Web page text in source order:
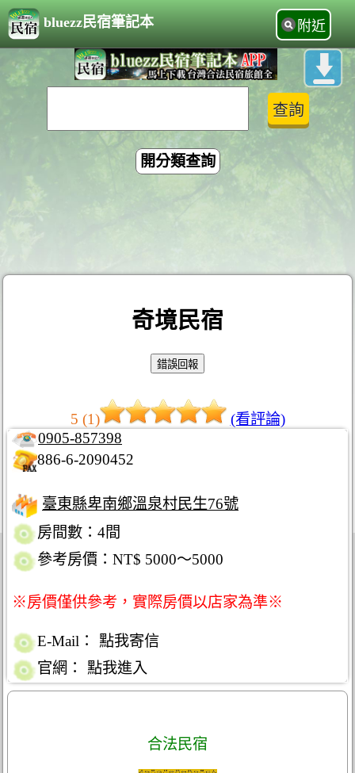
bluezz民宿筆記本 附近
開分類查詢
奇境民宿
5 (1)
(看評論)
0905-857398
886-6-2090452
臺東縣卑南鄉溫泉村民生76號
房間數：4間
參考房價：NT$ 5000～5000
※房價僅供參考，實際房價以店家為準※
E-Mail：
點我寄信
官網：
點我進入
合法民宿